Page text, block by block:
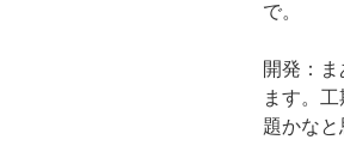
で。
開発：
ます。
題かなと